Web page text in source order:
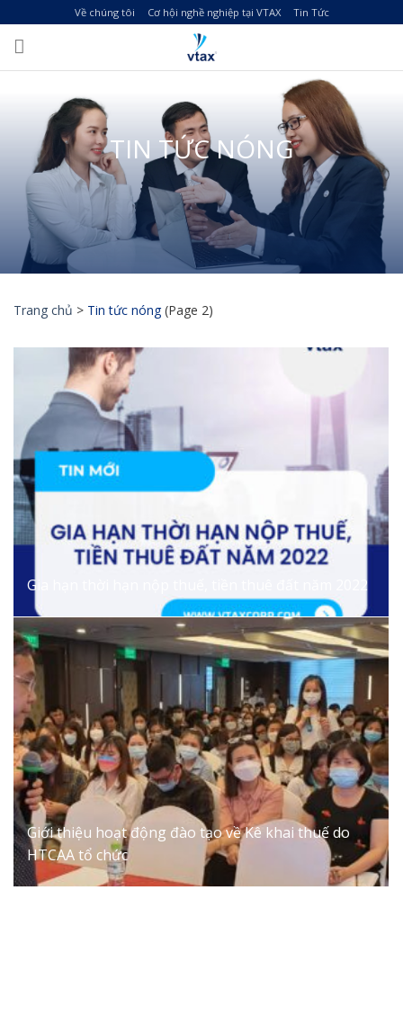
to
content
Về chúng tôi Cơ hội nghề nghiệp tại VTAX Tin Tức
TIN TỨC NÓNG
Trang chủ > Tin tức nóng(Page 2)
Gia hạn thời hạn nộp thuế, tiền thuê đất năm 2022
Giới thiệu hoạt động đào tạo về Kê khai thuế do
HTCAA tổ chức